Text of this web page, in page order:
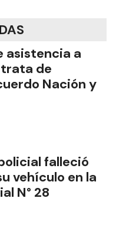
asistencia a
de
Nación y
falleció
vehículo en la
N° 28